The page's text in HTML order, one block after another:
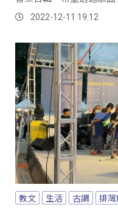
2022-12-11 19:12
教文 生活 古調 排灣